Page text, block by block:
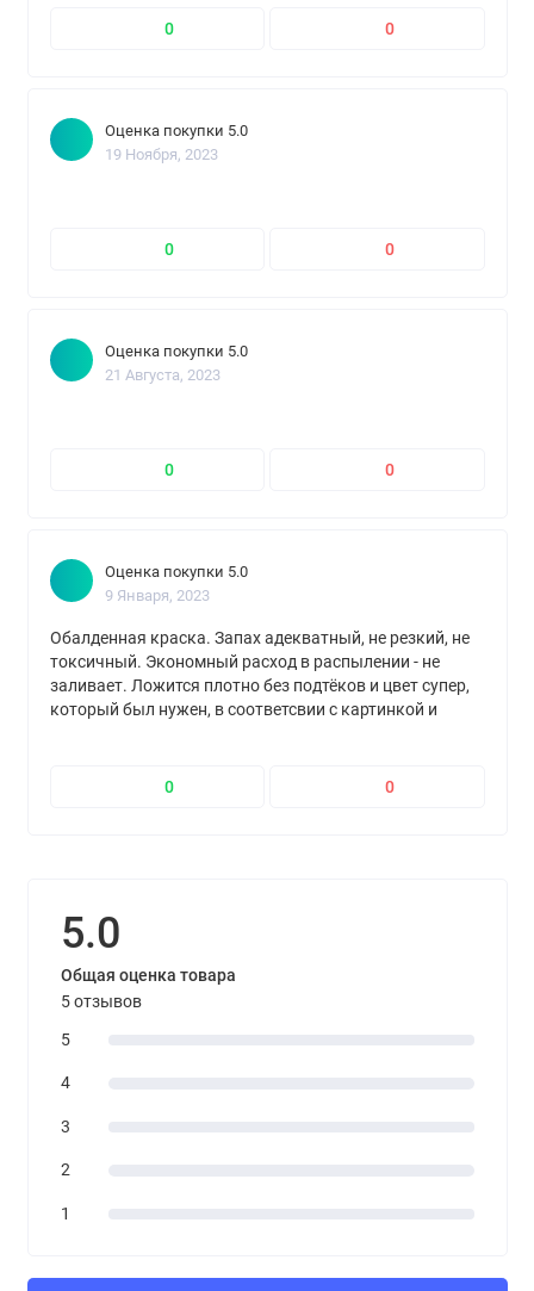
0 0
Оценка покупки 5.0
19 Ноября, 2023
0 0
Оценка покупки 5.0
21 Августа, 2023
0 0
Оценка покупки 5.0
9 Января, 2023
Обалденная краска. Запах адекватный, не резкий, не
токсичный. Экономный расход в распылении - не
заливает. Ложится плотно без подтёков и цвет супер,
который был нужен, в соответсвии с картинкой и
0 0
5.0
Общая оценка товара
5 отзывов
5
4
3
2
1